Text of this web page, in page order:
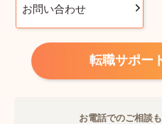
お問い合わせ
転職サポー
お電話でのご相談